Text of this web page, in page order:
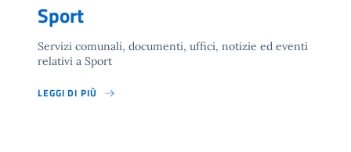
Sport
Servizi comunali, documenti, uffici, notizie ed eventi
relativi a Sport
LEGGI DI PIÙ